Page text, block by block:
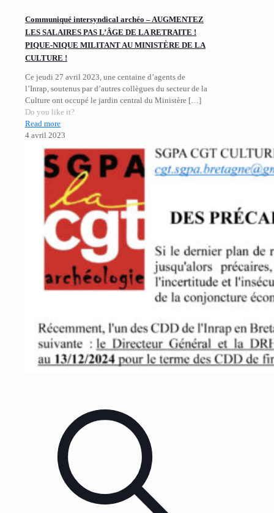
Communiqué intersyndical archéo – AUGMENTEZ
LES SALAIRES PAS L’ÂGE DE LA RETRAITE !
PIQUE-NIQUE MILITANT AU MINISTÈRE DE LA
CULTURE !
Ce jeudi 27 avril 2023, une centaine d’agents de
l’Inrap, soutenus par d’autres collègues du secteur de la
Culture ont occupé le jardin central du Ministère […]
Do you like it?
Read more
4 avril 2023